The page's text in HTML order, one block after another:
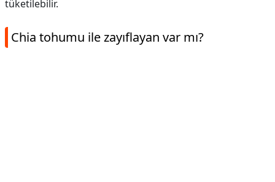
tüketilebilir.
Chia tohumu ile zayıflayan var mı?